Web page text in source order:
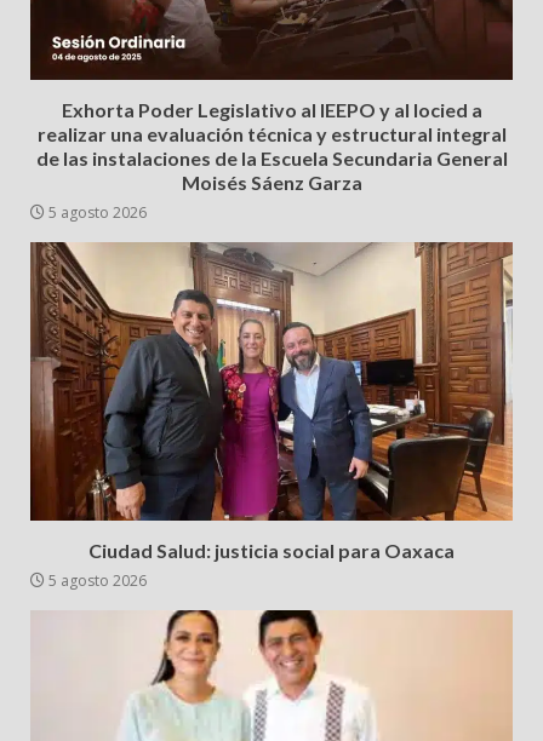
Exhorta Poder Legislativo al IEEPO y al Iocied a
realizar una evaluación técnica y estructural integral
de las instalaciones de la Escuela Secundaria General
Moisés Sáenz Garza
5 agosto 2026
Ciudad Salud: justicia social para Oaxaca
5 agosto 2026